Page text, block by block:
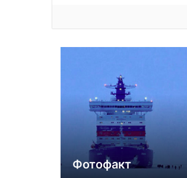
Фотофакт